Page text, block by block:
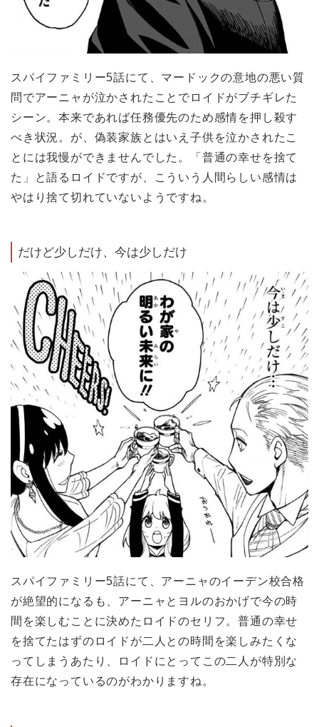
スパイファミリー5話にて、マードックの意地の悪い質
問でアーニャが泣かされたことでロイドがブチギレた
シーン。本来であれば任務優先のため感情を押し殺す
べき状況。が、偽装家族とはいえ子供を泣かされたこ
とには我慢ができませんでした。「普通の幸せを捨て
た」と語るロイドですが、こういう人間らしい感情は
やはり捨て切れていないようですね。
だけど少しだけ、今は少しだけ
スパイファミリー5話にて、アーニャのイーデン校合格
が絶望的になるも、アーニャとヨルのおかげで今の時
間を楽しむことに決めたロイドのセリフ。普通の幸せ
を捨てたはずのロイドが二人との時間を楽しみたくな
ってしまうあたり、ロイドにとってこの二人が特別な
存在になっているのがわかりますね。